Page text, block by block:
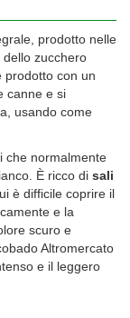
prodotto nelle
zucchero
prodotto con un
canne e si
usando come
che normalmente
È ricco di sali
è difficile coprire il
e la
scuro e
Altromercato
e il leggero